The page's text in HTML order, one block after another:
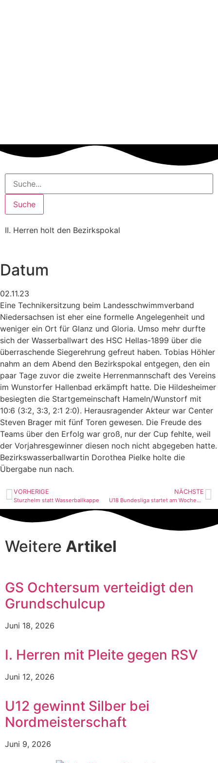
Suche
II. Herren holt den Bezirkspokal
Datum
02.11.23
Eine Technikersitzung beim Landesschwimmverband
Niedersachsen ist eher eine formelle Angelegenheit und
weniger ein Ort für Glanz und Gloria. Umso mehr durfte
sich der Wasserballwart des HSC Hellas-1899 über die
überraschende Siegerehrung gefreut haben. Tobias Höhler
nahm an dem Abend den Bezirkspokal entgegen, den ein
paar Tage zuvor die zweite Herrenmannschaft des Vereins
im Wunstorfer Hallenbad erkämpft hatte. Die Hildesheimer
besiegten die Startgemeinschaft Hameln/Wunstorf mit
10:6 (3:2, 3:3, 2:1 2:0). Herausragender Akteur war Center
Steven Brager mit fünf Toren gewesen. Die Freude des
Teams über den Erfolg war groß, nur der Cup fehlte, weil
der Vorjahresgewinner diesen noch nicht abgegeben hatte.
Bezirkswasserballwartin Dorothea Pielke holte die
Übergabe nun nach.
VORHERIGE
Sturzhelm statt Wasserballkappe
NÄCHSTE
U18 Bundesliga startet am Wochenende
Weitere Artikel
GS Ochtersum verteidigt den
Grundschulcup
Juni 18, 2026
I. Herren mit Pleite gegen RSV
Juni 12, 2026
U12 gewinnt Silber bei
Nordmeisterschaft
Juni 9, 2026